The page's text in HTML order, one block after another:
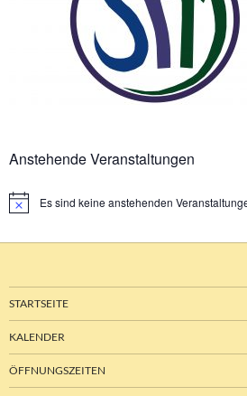
Anstehende Veranstaltungen
HinweisEs sind keine anstehenden
STARTSEITE
KALENDER
ÖFFNUNGSZEITEN